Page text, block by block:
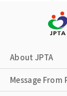
About JPTA
Message From